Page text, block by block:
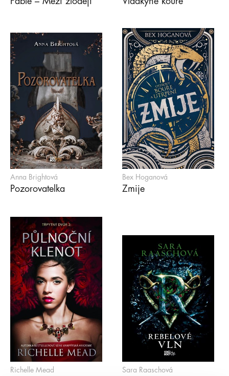
Anna Brightová
Pozorovatelka
Bex Hoganová
Zmije
Richelle Mead Sara Raaschová